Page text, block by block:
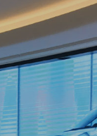
SHOW CASE